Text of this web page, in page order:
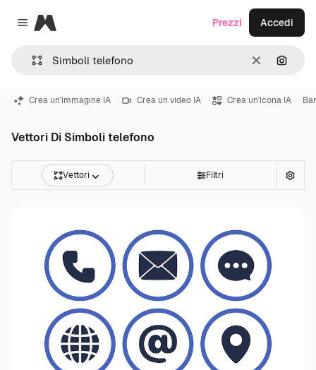
Close menu
Magnific
CancellaCerca
Prezzi Accedi
Crea un'immagine IA Crea un video IA Crea un'icona IA
Vettori Di Simboli telefono
Vettori Filtri